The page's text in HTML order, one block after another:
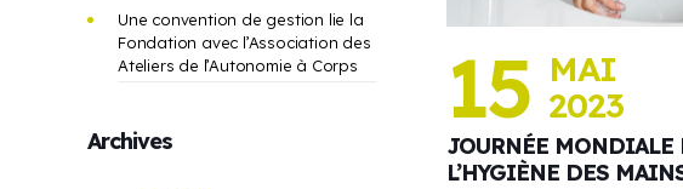
15 MAI
2023
JOURNÉE MONDIALE
L’HYGIÈNE DES
Une convention de gestion lie la
Fondation avec l’Association des
Ateliers de l’Autonomie à Corps
Archives